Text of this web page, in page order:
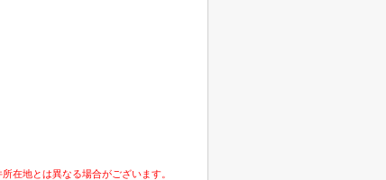
在地とは異なる場合がございます。